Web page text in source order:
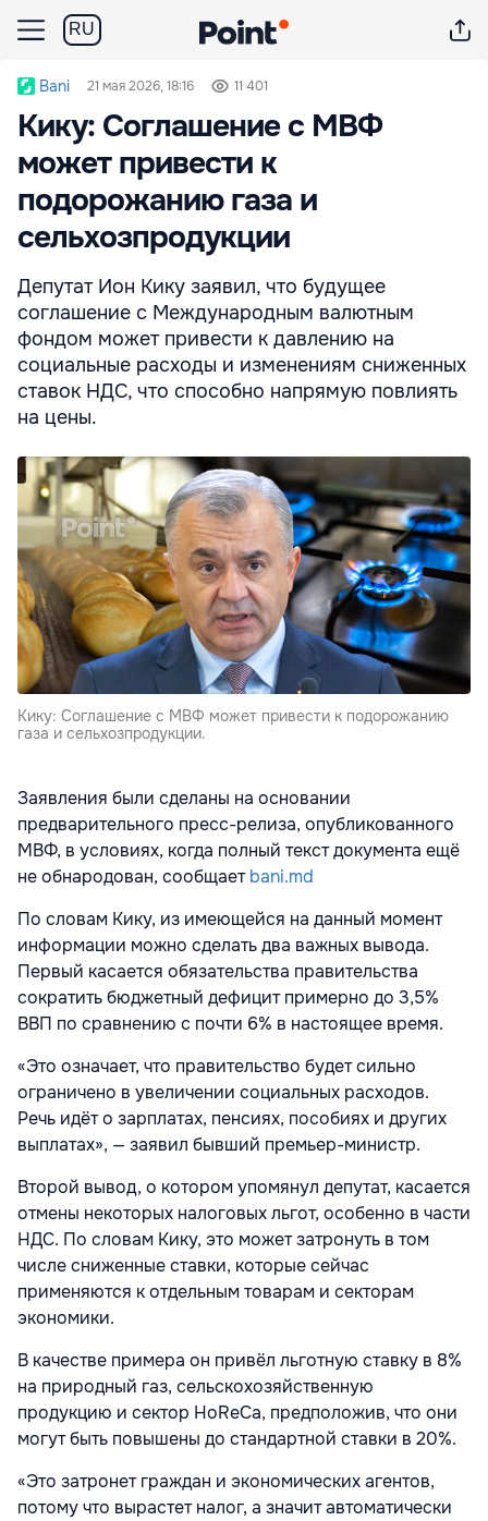
RU
Bani 21 мая 2026, 18:16 11 401
Кику: Соглашение с МВФ
может привести к
подорожанию газа и
сельхозпродукции
Депутат Ион Кику заявил, что будущее
соглашение с Международным валютным
фондом может привести к давлению на
социальные расходы и изменениям сниженных
ставок НДС, что способно напрямую повлиять
на цены.
Кику: Соглашение с МВФ может привести к подорожанию
газа и сельхозпродукции.
Заявления были сделаны на основании
предварительного пресс-релиза, опубликованного
МВФ, в условиях, когда полный текст документа ещё
не обнародован, сообщаетbani.md
По словам Кику, из имеющейся на данный момент
информации можно сделать два важных вывода.
Первый касается обязательства правительства
сократить бюджетный дефицит примерно до 3,5%
ВВП по сравнению с почти 6% в настоящее время.
«Это означает, что правительство будет сильно
ограничено в увеличении социальных расходов.
Речь идёт о зарплатах, пенсиях, пособиях и других
выплатах», — заявил бывший премьер-министр.
Второй вывод, о котором упомянул депутат, касается
отмены некоторых налоговых льгот, особенно в части
НДС. По словам Кику, это может затронуть в том
числе сниженные ставки, которые сейчас
применяются к отдельным товарам и секторам
экономики.
В качестве примера он привёл льготную ставку в 8%
на природный газ, сельскохозяйственную
продукцию и сектор HoReCa, предположив, что они
могут быть повышены до стандартной ставки в 20%.
«Это затронет граждан и экономических агентов,
потому что вырастет налог, а значит автоматически